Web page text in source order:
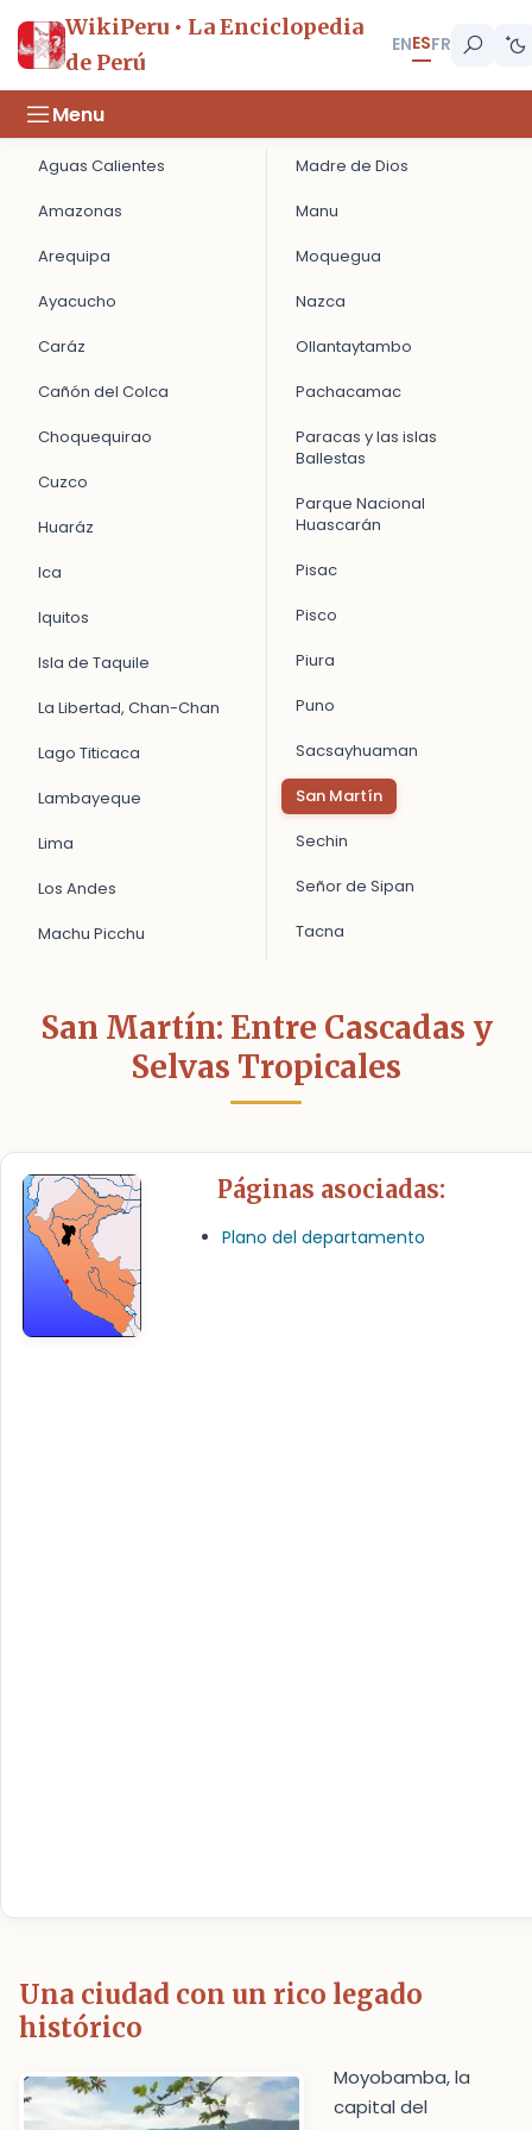
WikiPeru • La Enciclopedia
de Perú
ENESFR
Menu
Aguas Calientes
Amazonas
Arequipa
Ayacucho
Caráz
Cañón del Colca
Choquequirao
Cuzco
Huaráz
Ica
Iquitos
Isla de Taquile
La Libertad, Chan-Chan
Lago Titicaca
Lambayeque
Lima
Los Andes
Machu Picchu
Madre de Dios
Manu
Moquegua
Nazca
Ollantaytambo
Pachacamac
Paracas y las islas
Ballestas
Parque Nacional
Huascarán
Pisac
Pisco
Piura
Puno
Sacsayhuaman
San Martín
Sechin
Señor de Sipan
Tacna
San Martín: Entre Cascadas y
Selvas Tropicales
Páginas asociadas:
Plano del departamento
Una ciudad con un rico legado
histórico
Moyobamba, la
capital del